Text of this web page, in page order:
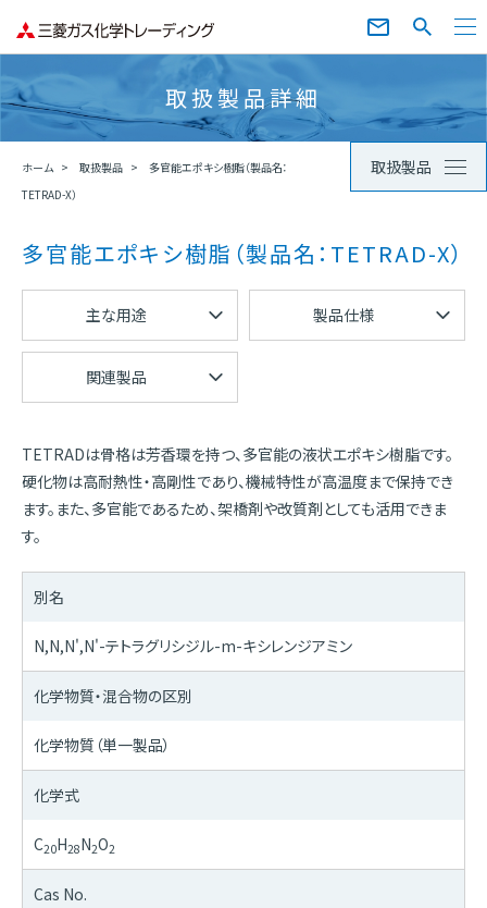
取扱製品詳細
ホーム 取扱製品
多官能エポキシ樹脂（製品名：
TETRAD-X）
取扱製品
多官能エポキシ樹脂（製品名：TETRAD-X）
主な用途 製品仕様
関連製品
TETRADは骨格は芳香環を持つ、多官能の液状エポキシ樹脂です。
硬化物は高耐熱性・高剛性であり、機械特性が高温度まで保持でき
ます。また、多官能であるため、架橋剤や改質剤としても活用できま
す。
別名
N,N,N',N'-テトラグリシジル-m-キシレンジアミン
化学物質・混合物の区別
化学物質（単一製品）
化学式
C20H28N2O2
Cas No.